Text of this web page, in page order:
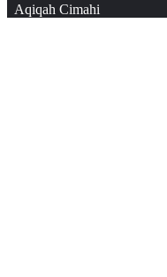
Aqiqah Cimahi